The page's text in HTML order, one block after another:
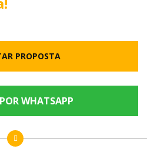
PROPOSTA
WHATSAPP